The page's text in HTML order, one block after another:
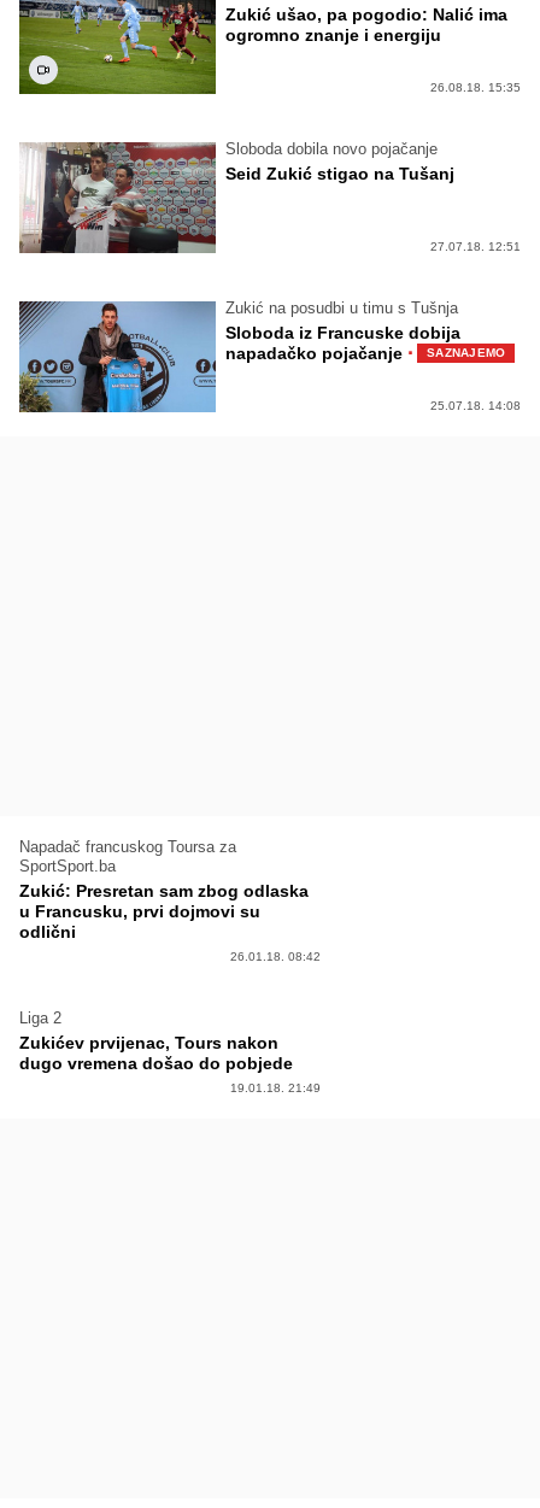
Zukić ušao, pa pogodio: Nalić ima
ogromno znanje i energiju
26.08.18. 15:35
Sloboda dobila novo pojačanje
Seid Zukić stigao na Tušanj
27.07.18. 12:51
Zukić na posudbi u timu s Tušnja
Sloboda iz Francuske dobija
napadačko pojačanje · SAZNAJEMO
25.07.18. 14:08
Napadač francuskog Toursa za
SportSport.ba
Zukić: Presretan sam zbog odlaska
u Francusku, prvi dojmovi su
odlični
26.01.18. 08:42
Liga 2
Zukićev prvijenac, Tours nakon
dugo vremena došao do pobjede
19.01.18. 21:49